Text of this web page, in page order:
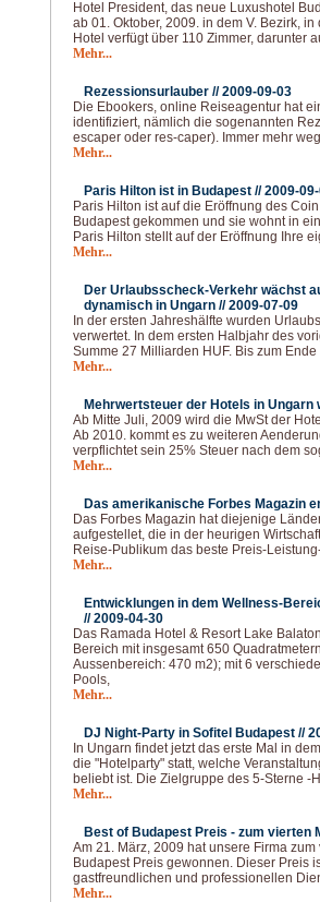
Hotel President, das neue Luxushotel
ab 01. Oktober, 2009. in dem V. Bezirk,
Hotel verfügt über 110 Zimmer, darunter
Mehr...
Rezessionsurlauber //2009-09-03
Die Ebookers, online Reiseagentur hat
identifiziert, nämlich die sogenannten
escaper oder res-caper). Immer mehr
Mehr...
Paris Hilton ist in Budapest //2009-
Paris Hilton ist auf die Eröffnung des
Budapest gekommen und sie wohnt in
Paris Hilton stellt auf der Eröffnung Ihre
Mehr...
Der Urlaubsscheck-Verkehr wächst
dynamisch in Ungarn //2009-07-09
In der ersten Jahreshälfte wurden
verwertet. In dem ersten Halbjahr des
Summe 27 Milliarden HUF. Bis zum
Mehr...
Mehrwertsteuer der Hotels in Ungarn
Ab Mitte Juli, 2009 wird die MwSt der
Ab 2010. kommt es zu weiteren
verpflichtet sein 25% Steuer nach dem
Mehr...
Das amerikanische Forbes Magazin
Das Forbes Magazin hat diejenige
aufgestellet, die in der heurigen
Reise-Publikum das beste Preis-
Mehr...
Entwicklungen in dem Wellness-
//2009-04-30
Das Ramada Hotel & Resort Lake
Bereich mit insgesamt 650
Aussenbereich: 470 m2); mit 6
Pools,
Mehr...
DJ Night-Party in Sofitel Budapest //
In Ungarn findet jetzt das erste Mal in
die "Hotelparty" statt, welche
beliebt ist. Die Zielgruppe des 5-Sterne -
Mehr...
Best of Budapest Preis - zum vierten
Am 21. März, 2009 hat unsere Firma
Budapest Preis gewonnen. Dieser Preis
gastfreundlichen und professionellen
Mehr...